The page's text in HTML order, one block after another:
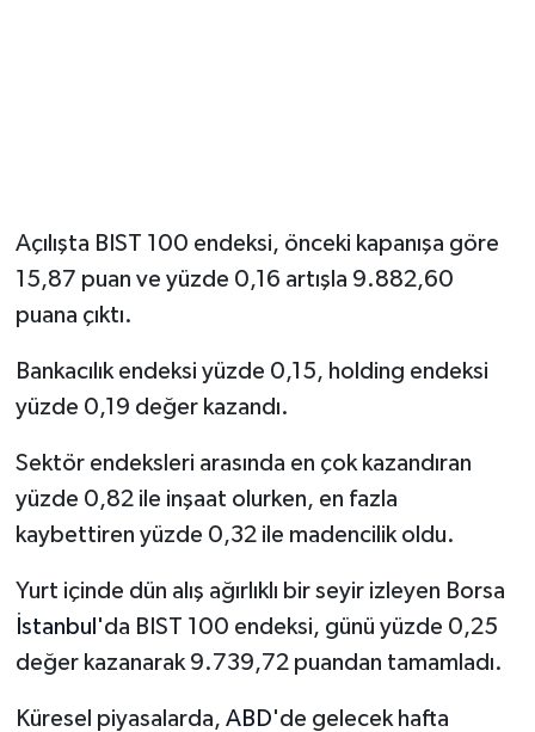
Açılışta BIST 100 endeksi, önceki kapanışa göre
15,87 puan ve yüzde 0,16 artışla 9.882,60
puana çıktı.
Bankacılık endeksi yüzde 0,15, holding endeksi
yüzde 0,19 değer kazandı.
Sektör endeksleri arasında en çok kazandıran
yüzde 0,82 ile inşaat olurken, en fazla
kaybettiren yüzde 0,32 ile madencilik oldu.
Yurt içinde dün alış ağırlıklı bir seyir izleyen Borsa
İstanbul 'da BIST 100 endeksi, günü yüzde 0,25
değer kazanarak 9.739,72 puandan tamamladı.
Küresel piyasalarda, ABD'de gelecek hafta
Seri İlan
Siyaset
Sokak Hayvanlarını Sahiplendirme
Spor
Yaşam